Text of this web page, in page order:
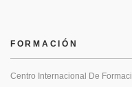
FORMACIÓN
Centro Internacional De